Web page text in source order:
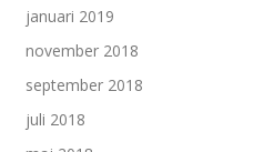
januari 2019
november 2018
september 2018
juli 2018